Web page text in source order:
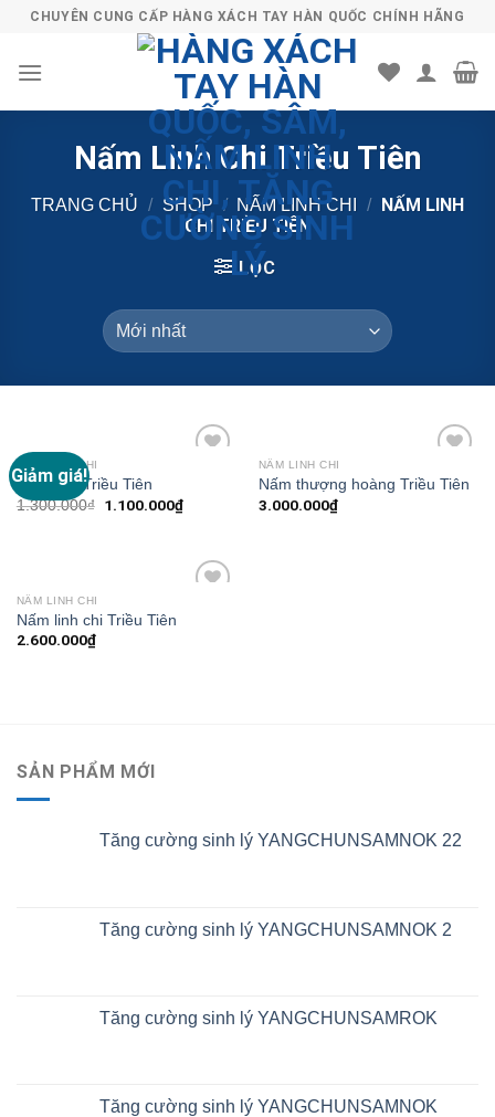
Skip
content
CHUYÊN CUNG CẤP HÀNG XÁCH TAY HÀN QUỐC CHÍNH HÃNG
Nấm Linh Chi Triều Tiên
TRANG CHỦ / SHOP / NẤM LINH CHI /
NẤM LINH
CHI TRIỀU TIÊN
LỌC
Giảm giá!
NẤM LINH CHI
Sâm khô Triều Tiên
1.300.000₫ 1.100.000₫
Wishlist
NẤM LINH CHI
Nấm thượng hoàng Triều Tiên
3.000.000₫
NẤM LINH CHI
Nấm linh chi Triều Tiên
2.600.000₫
SẢN PHẨM MỚI
Tăng cường sinh lý YANGCHUNSAMNOK 22
Tăng cường sinh lý YANGCHUNSAMNOK 2
Tăng cường sinh lý YANGCHUNSAMROK
Tăng cường sinh lý YANGCHUNSAMNOK